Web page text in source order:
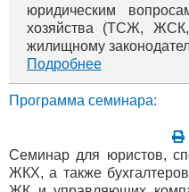
юридическим
хозяйства (ТСЖ,
жилищному
Подробнее
Программа семинара:
Семинар для юристов,
ЖКХ, а также